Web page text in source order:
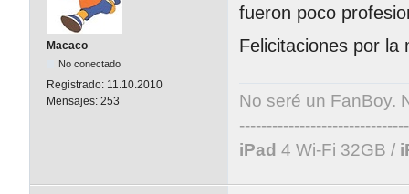
Macaco
No conectado
Registrado: 11.10.2010
Mensajes: 253
fueron poco
Felicitaciones por la
No seré un FanBoy.
iPad 4 Wi-Fi 32GB /